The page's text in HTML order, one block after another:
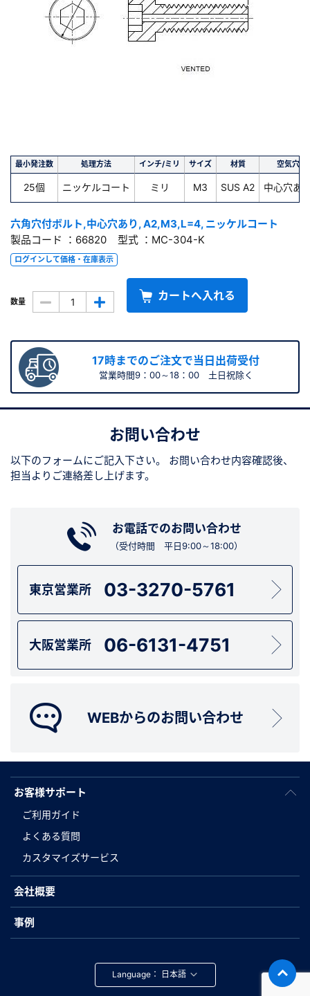
最小発注数 処理方法 インチ/ミリ サイズ 材質 空気穴
25個 ニッケルコート ミリ M3 SUS A2 中心穴あ
六角穴付ボルト,中心穴あり, A2,M3,L=4, ニッケルコート
製品コード ：66820 型式 ：MC-304-K
ログインして価格・在庫表示
数量 カートへ入れる
17時までのご注文で当日出荷受付
営業時間9：00～18：00 土日祝除く
お問い合わせ
以下のフォームにご記入下さい。
お問い合わせ内容確認後、
担当よりご連絡差し上げます。
お電話でのお問い合わせ
（受付時間 平日9:00～18:00）
東京営業所 03-3270-5761
大阪営業所 06-6131-4751
WEBからのお問い合わせ
お客様サポート
ご利用ガイド
よくある質問
カスタマイズサービス
会社概要
事例
Language：